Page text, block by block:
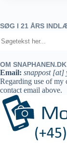
SØG I 21 ÅRS
OM SNAPHANEN.DK
Email: snappost [at]
Regarding use of my
contact email above.